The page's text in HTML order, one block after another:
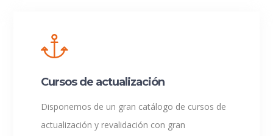
Cursos de actualización
Disponemos de un gran catálogo de cursos de
actualización y revalidación con gran